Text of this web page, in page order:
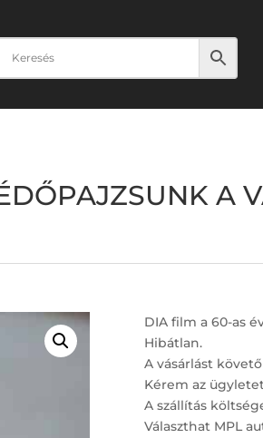
A
DIA film a 60-as
Hibátlan.
A vásárlást
Kérem az
A szállítás
Választhat MPL